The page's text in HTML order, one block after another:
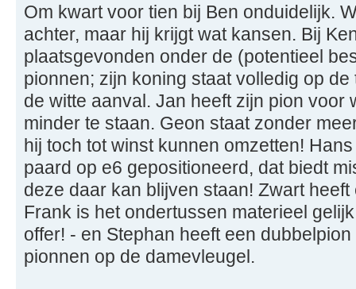
Om kwart voor tien bij Ben onduidelijk.
achter, maar hij krijgt wat kansen. Bij
plaatsgevonden onder de (potentieel
pionnen; zijn koning staat volledig op
de witte aanval. Jan heeft zijn pion voor
minder te staan. Geon staat zonder
hij toch tot winst kunnen omzetten!
paard op e6 gepositioneerd, dat biedt
deze daar kan blijven staan! Zwart
Frank is het ondertussen materieel
offer! - en Stephan heeft een
pionnen op de damevleugel.